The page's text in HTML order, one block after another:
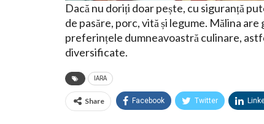
Dacă nu doriți doar pește, cu siguranță
de pasăre, porc, vită și legume. Mălina
preferințele dumneavoastră culinare,
diversificate.
IARA
Share Facebook Twitter